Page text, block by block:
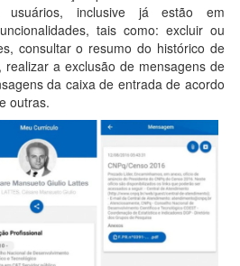
usuários, inclusive já estão em
tais como: excluir ou
consultar o resumo do histórico de
realizar a exclusão de mensagens de
da caixa de entrada de acordo
outras.